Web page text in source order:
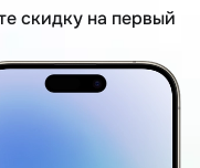
скидку на первый